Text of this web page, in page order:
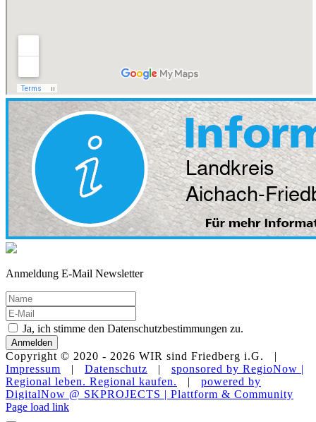
Anmeldung E-Mail Newsletter
Ja, ich stimme den Datenschutzbestimmungen zu.
Anmelden
Copyright © 2020 - 2026 WIR sind Friedberg i.G. |
Impressum | Datenschutz | sponsored by RegioNow |
Regional leben. Regional kaufen.
| powered by
DigitalNow @ SKPROJECTS | Plattform & Community
E-
Mail
WhatsApp
Facebook
Instagram
YouTube
Page load link